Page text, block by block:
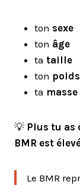
ton sexe
ton âge
ta taille
ton poids
ta
💡 Plus tu as
BMR est
Le BMR